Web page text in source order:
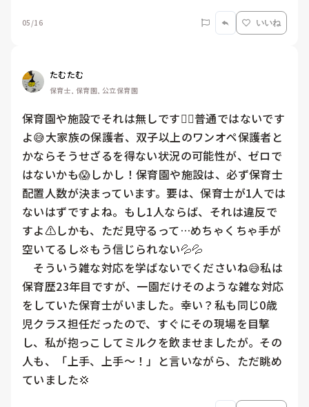
05/16 いいね
たむたむ
保育士, 保育園, 公立保育園
保育園や施設でそれは無しです🙅‍♀️普通ではないです
よ😅大家族の保護者、双子以上のワンオペ保護者と
かならそうせざるを得ない状況の可能性が、ゼロで
はないかも😱しかし！保育園や施設は、必ず保育士
配置人数が決まっています。要は、保育士が1人では
ないはずですよね。もし1人ならば、それは違反で
すよ⚠️しかも、ただ見守るって…めちゃくちゃ手が
空いてるし💢もう信じられない💦💦
そういう雑な対応を学ばないでくださいね😅私は
保育歴23年目ですが、一園だけそのような雑な対応
をしていた保育士がいました。幸い？私も同じ0歳
児クラス担任だったので、すぐにその現場を目撃
し、私が抱っこしてミルクを飲ませましたが。その
人も、「上手、上手〜！」と言いながら、ただ眺め
ていました💢